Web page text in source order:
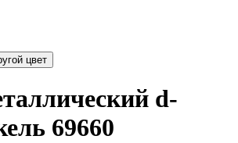
Выбрать другой цвет
d-
69660